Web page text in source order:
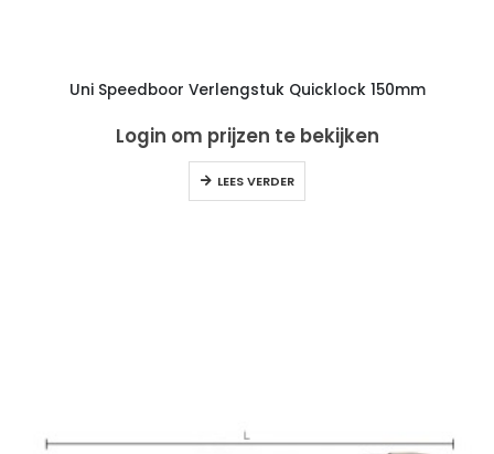
Uni Speedboor Verlengstuk Quicklock 150mm
Login om prijzen te bekijken
LEES VERDER